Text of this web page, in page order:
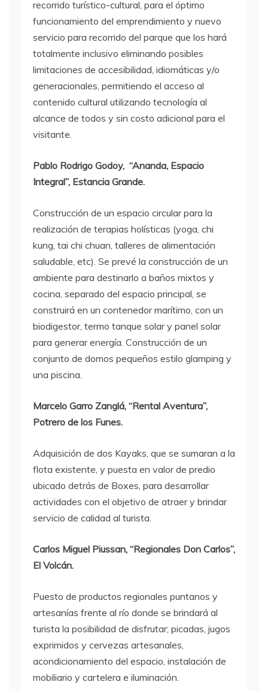
recorrido turístico-cultural, para el óptimo
funcionamiento del emprendimiento y nuevo
servicio para recorrido del parque que los hará
totalmente inclusivo eliminando posibles
limitaciones de accesibilidad, idiomáticas y/o
generacionales, permitiendo el acceso al
contenido cultural utilizando tecnología al
alcance de todos y sin costo adicional para el
visitante.
Pablo Rodrigo Godoy, “Ananda, Espacio
Integral”, Estancia Grande.
Construcción de un espacio circular para la
realización de terapias holísticas (yoga, chi
kung, tai chi chuan, talleres de alimentación
saludable, etc). Se prevé la construcción de un
ambiente para destinarlo a baños mixtos y
cocina, separado del espacio principal, se
construirá en un contenedor marítimo, con un
biodigestor, termo tanque solar y panel solar
para generar energía. Construcción de un
conjunto de domos pequeños estilo glamping y
una piscina.
Marcelo Garro Zanglá, “Rental Aventura”,
Potrero de los Funes.
Adquisición de dos Kayaks, que se sumaran a la
flota existente, y puesta en valor de predio
ubicado detrás de Boxes, para desarrollar
actividades con el objetivo de atraer y brindar
servicio de calidad al turista.
Carlos Miguel Piussan, “Regionales Don Carlos”,
El Volcán.
Puesto de productos regionales puntanos y
artesanías frente al río donde se brindará al
turista la posibilidad de disfrutar; picadas, jugos
exprimidos y cervezas artesanales,
acondicionamiento del espacio, instalación de
mobiliario y cartelera e iluminación.